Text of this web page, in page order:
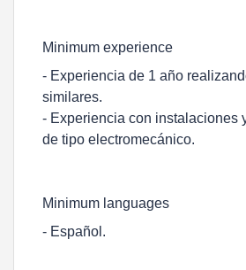
Minimum experience
- Experiencia de 1 año
similares.
- Experiencia con instalaciones
de tipo electromecánico.
Minimum languages
- Español.